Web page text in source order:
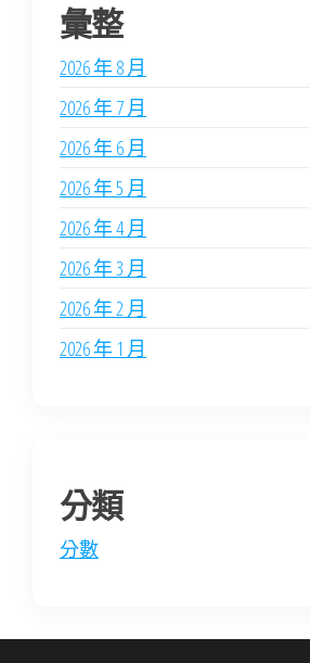
彙整
2026 年 8 月
2026 年 7 月
2026 年 6 月
2026 年 5 月
2026 年 4 月
2026 年 3 月
2026 年 2 月
2026 年 1 月
分類
分數